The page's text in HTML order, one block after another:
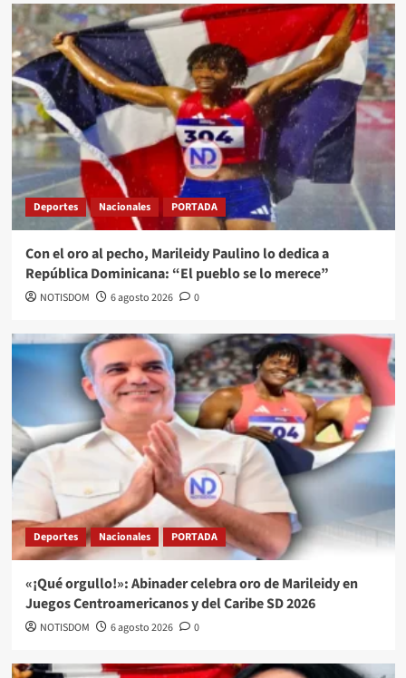
Deportes Nacionales PORTADA
Con el oro al pecho, Marileidy Paulino lo dedica a
República Dominicana: “El pueblo se lo merece”
NOTISDOM 6 agosto 2026 0
Deportes Nacionales PORTADA
«¡Qué orgullo!»: Abinader celebra oro de Marileidy en
Juegos Centroamericanos y del Caribe SD 2026
NOTISDOM 6 agosto 2026 0